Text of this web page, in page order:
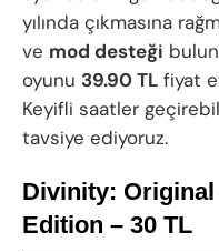
yılında çıkmasına
ve mod desteği
oyunu 39.90 TL fiyat
Keyifli saatler
tavsiye ediyoruz.
Divinity:
Edition – 30 TL